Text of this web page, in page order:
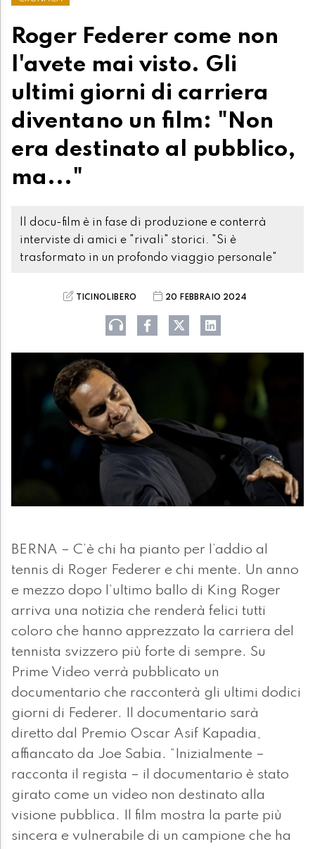
Roger Federer come non
l'avete mai visto. Gli
ultimi giorni di carriera
diventano un film: "Non
era destinato al pubblico,
ma..."
Il docu-film è in fase di produzione e conterrà
interviste di amici e "rivali" storici. "Si è
trasformato in un profondo viaggio personale"
TICINOLIBERO 20 FEBBRAIO 2024
BERNA – C’è chi ha pianto per l’addio al
tennis di Roger Federer e chi mente. Un anno
e mezzo dopo l’ultimo ballo di King Roger
arriva una notizia che renderà felici tutti
coloro che hanno apprezzato la carriera del
tennista svizzero più forte di sempre. Su
Prime Video verrà pubblicato un
documentario che racconterà gli ultimi dodici
giorni di Federer. Il documentario sarà
diretto dal Premio Oscar Asif Kapadia,
affiancato da Joe Sabia. “Inizialmente –
racconta il regista – il documentario è stato
girato come un video non destinato alla
visione pubblica. Il film mostra la parte più
sincera e vulnerabile di un campione che ha